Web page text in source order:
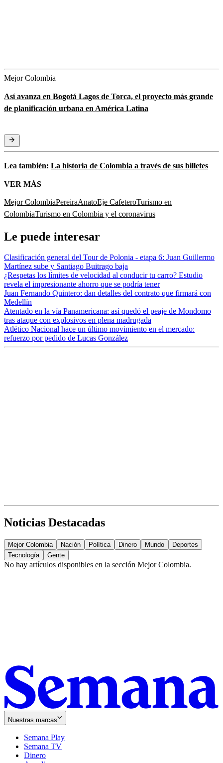
Mejor Colombia
Así avanza en Bogotá Lagos de Torca, el proyecto más grande
de planificación urbana en América Latina
Lea también: La historia de Colombia a través de sus billetes
VER MÁS
Mejor ColombiaPereiraAnatoEje CafeteroTurismo en
ColombiaTurismo en Colombia y el coronavirus
Le puede interesar
Clasificación general del Tour de Polonia - etapa 6: Juan Guillermo
Martínez sube y Santiago Buitrago baja
¿Respetas los límites de velocidad al conducir tu carro? Estudio
revela el impresionante ahorro que se podría tener
Juan Fernando Quintero: dan detalles del contrato que firmará con
Medellín
Atentado en la vía Panamericana: así quedó el peaje de Mondomo
tras ataque con explosivos en plena madrugada
Atlético Nacional hace un último movimiento en el mercado:
refuerzo por pedido de Lucas González
Noticias Destacadas
Mejor Colombia Nación Política Dinero Mundo
Deportes
Tecnología
Gente
No hay artículos disponibles en la sección Mejor Colombia.
Nuestras marcas
Semana Play
Semana TV
Dinero